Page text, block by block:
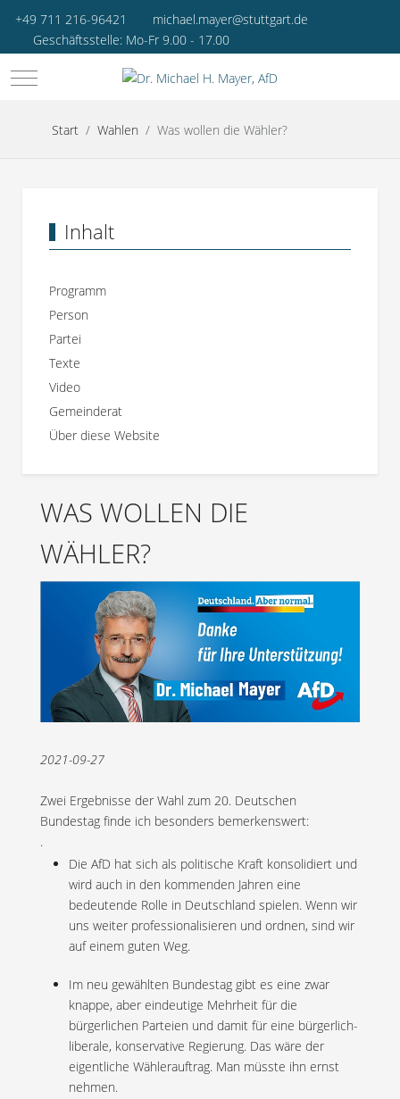
+49 711 216-96421
michael.mayer@stuttgart.de
Geschäftsstelle: Mo-Fr 9.00 - 17.00
Mobile Menu Toggle
Start Wahlen Was wollen die Wähler?
Inhalt
Programm
Person
Partei
Texte
Video
Gemeinderat
Über diese Website
WAS WOLLEN DIE
WÄHLER?
2021-09-27
Zwei Ergebnisse der Wahl zum 20. Deutschen
Bundestag finde ich besonders bemerkenswert:
.
Die AfD hat sich als politische Kraft konsolidiert und
wird auch in den kommenden Jahren eine
bedeutende Rolle in Deutschland spielen. Wenn wir
uns weiter professionalisieren und ordnen, sind wir
auf einem guten Weg.
Im neu gewählten Bundestag gibt es eine zwar
knappe, aber eindeutige Mehrheit für die
bürgerlichen Parteien und damit für eine bürgerlich-
liberale, konservative Regierung. Das wäre der
eigentliche Wählerauftrag. Man müsste ihn ernst
nehmen.